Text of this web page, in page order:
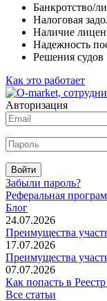
Банкротство/
Налоговая
Наличие
Надежность
Решения судов
Как это работает
Авторизация
Войти
Забыли пароль?
Реферальная
Блог
24.07.2026
Преимущества
17.07.2026
Преимущества
07.07.2026
Как попасть в
Все статьи